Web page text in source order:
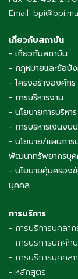
Email:
เกี่ยวกับสถาบัน
- เกี่ยวกับสถาบัน
- กฎหมายและข้อบั
- โครงสร้างองค์กร
- การบริหารงาน
- นโยบายการบริหาร
- การบริหารเงินงบ
- นโยบาย/แผนการ
พัฒนาทรัพยากรบุ
- นโยบายคุ้มครอง
บุคคล
การบริการ
- การบริการบุคลาก
- การบริการนักศึก
- การบริการบุคคล
- หลักสูตร